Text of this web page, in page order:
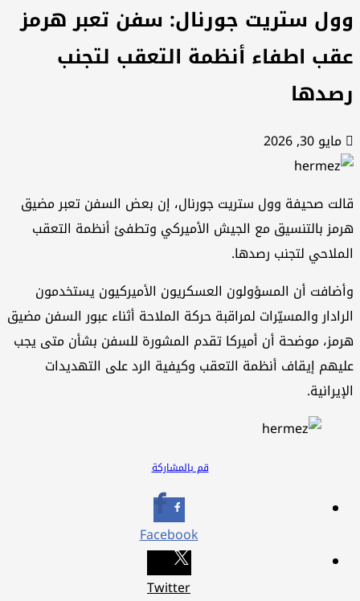
ستريت جورنال: سفن تعبر هرمز
اطفاء أنظمة التعقب لتجنب
مايو 30, 2026
صحيفة وول ستريت جورنال، إن بعض السفن تعبر مضيق
بالتنسيق مع الجيش الأميركي وتطفئ أنظمة التعقب
لتجنب رصدها.
أن المسؤولون العسكريون الأميركيون يستخدمون
والمسيّرات لمراقبة حركة الملاحة أثناء عبور السفن مضيق
موضحة أن أميركا تقدم المشورة للسفن بشأن متى يجب
إيقاف أنظمة التعقب وكيفية الرد على التهديدات
قم بالمشاركة
Facebook
Twitter